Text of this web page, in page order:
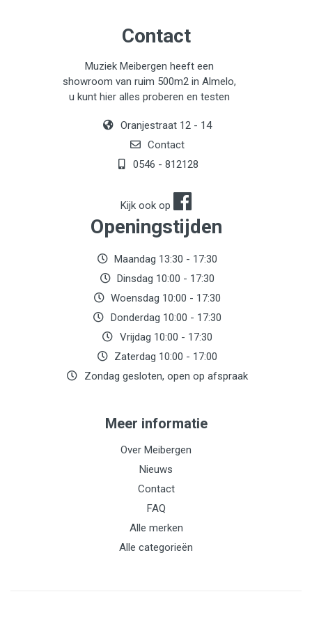
Contact
Muziek Meibergen heeft een
showroom van ruim 500m2 in Almelo,
u kunt hier alles proberen en testen
Oranjestraat 12 - 14
Contact
0546 - 812128
Kijk ook op
Openingstijden
Maandag 13:30 - 17:30
Dinsdag 10:00 - 17:30
Woensdag 10:00 - 17:30
Donderdag 10:00 - 17:30
Vrijdag 10:00 - 17:30
Zaterdag 10:00 - 17:00
Zondag gesloten, open op afspraak
Meer informatie
Over Meibergen
Nieuws
Contact
FAQ
Alle merken
Alle categorieën